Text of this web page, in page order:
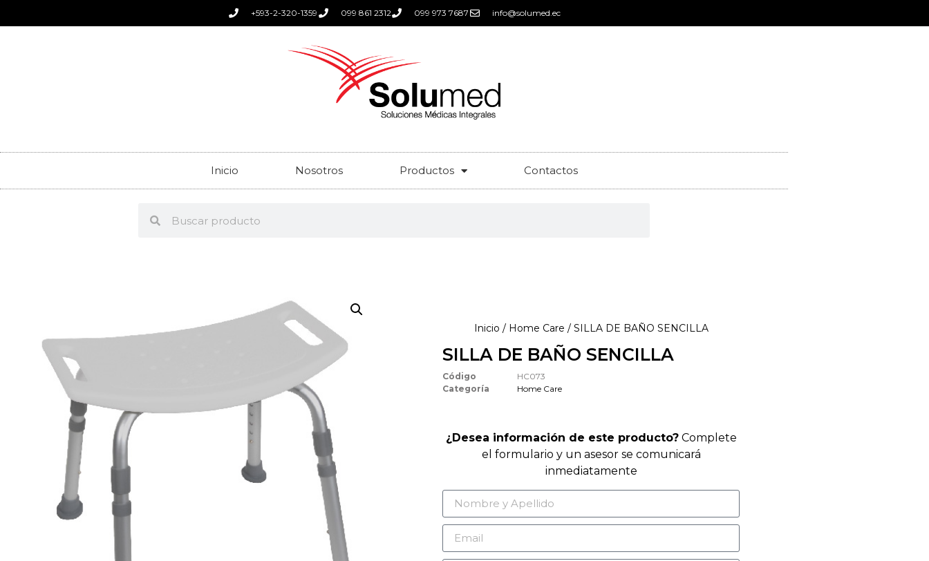
+593-2-320-1359 099 861 2312 099 973 7687 info@solumed.ec
Inicio Nosotros Productos Contactos
Inicio / Home Care / SILLA DE BAÑO SENCILLA
SILLA DE BAÑO SENCILLA
Código
HC073
Categoría
Home Care
¿Desea información de este producto?Complete
el formulario y un asesor se comunicará
inmediatamente